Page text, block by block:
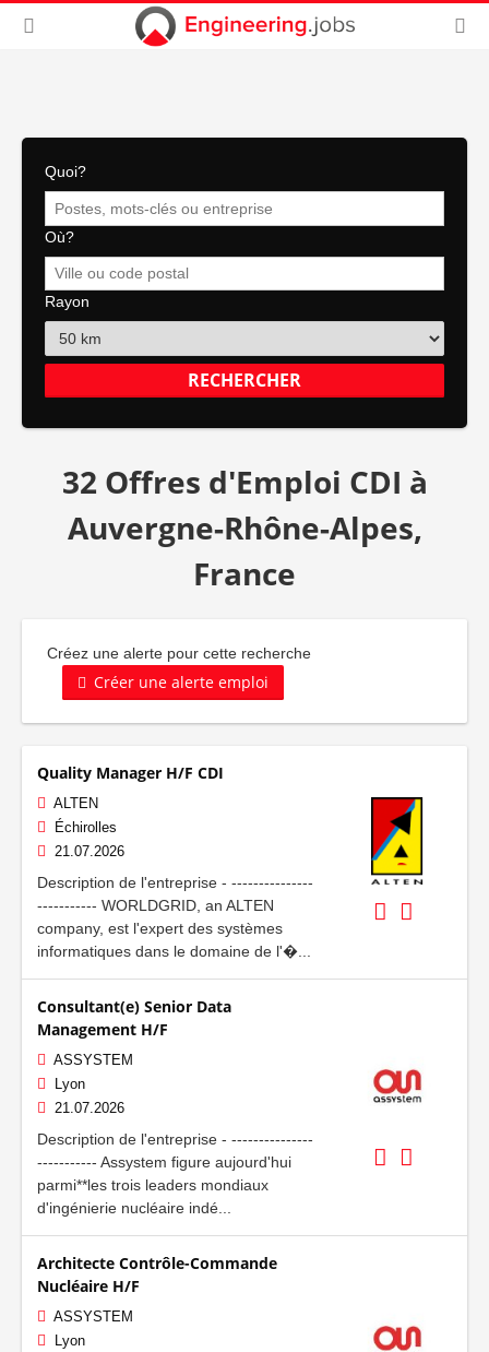
Quoi?
Où?
Rayon
32 Offres d'Emploi CDI à
Auvergne-Rhône-Alpes,
France
Créez une alerte pour cette recherche
Créer une alerte emploi
Quality Manager H/F CDI
ALTEN
Échirolles
21.07.2026
Description de l'entreprise - ---------------
----------- WORLDGRID, an ALTEN
company, est l'expert des systèmes
informatiques dans le domaine de l'�...
Consultant(e) Senior Data
Management H/F
ASSYSTEM
Lyon
21.07.2026
Description de l'entreprise - ---------------
----------- Assystem figure aujourd'hui
parmi**les trois leaders mondiaux
d'ingénierie nucléaire indé...
Architecte Contrôle-Commande
Nucléaire H/F
ASSYSTEM
Lyon